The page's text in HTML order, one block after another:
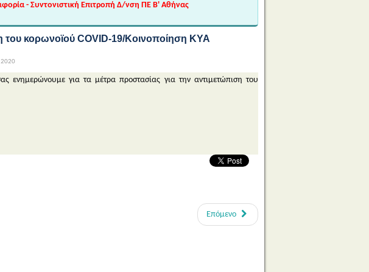
- Συντονιστική Επιτροπή Δ/νση ΠΕ Β' Αθήνας
του κορωνοϊού COVID-19/Κοινοποίηση ΚΥΑ
2020
ενημερώνουμε για τα μέτρα προστασίας για την αντιμετώπιση του
Επόμενο